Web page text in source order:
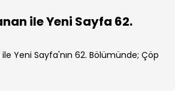
ile Yeni Sayfa 62.
Yeni Sayfa'nın 62. Bölümünde; Çöp